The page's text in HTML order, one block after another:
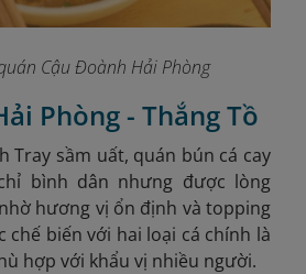
Cậu Đoành Hải Phòng
Phòng - Thắng Tồ
Tray sầm uất, quán bún cá cay
bình dân nhưng được lòng
hương vị ổn định và topping
chế biến với hai loại cá chính là
hợp với khẩu vị nhiều người.